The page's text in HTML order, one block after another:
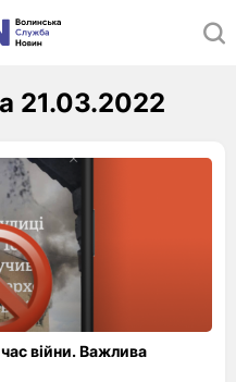
21.03.2022
війни. Важлива